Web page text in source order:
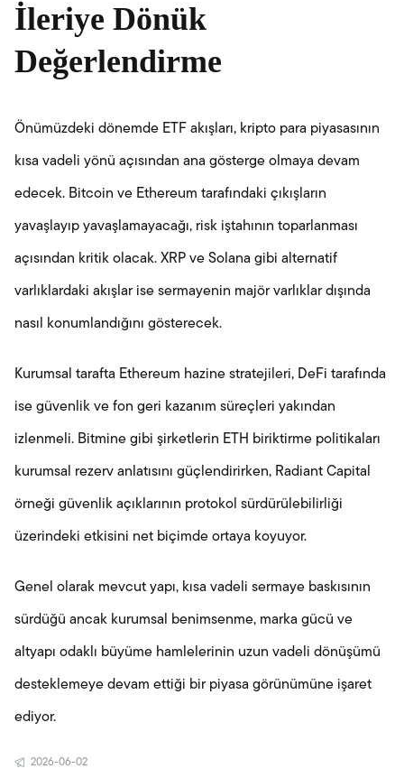
İleriye Dönük
Değerlendirme
Önümüzdeki dönemde ETF akışları, kripto para piyasasının
kısa vadeli yönü açısından ana gösterge olmaya devam
edecek. Bitcoin ve Ethereum tarafındaki çıkışların
yavaşlayıp yavaşlamayacağı, risk iştahının toparlanması
açısından kritik olacak. XRP ve Solana gibi alternatif
varlıklardaki akışlar ise sermayenin majör varlıklar dışında
nasıl konumlandığını gösterecek.
Kurumsal tarafta Ethereum hazine stratejileri, DeFi tarafında
ise güvenlik ve fon geri kazanım süreçleri yakından
izlenmeli. Bitmine gibi şirketlerin ETH biriktirme politikaları
kurumsal rezerv anlatısını güçlendirirken, Radiant Capital
örneği güvenlik açıklarının protokol sürdürülebilirliği
üzerindeki etkisini net biçimde ortaya koyuyor.
Genel olarak mevcut yapı, kısa vadeli sermaye baskısının
sürdüğü ancak kurumsal benimsenme, marka gücü ve
altyapı odaklı büyüme hamlelerinin uzun vadeli dönüşümü
desteklemeye devam ettiği bir piyasa görünümüne işaret
ediyor.
2026-06-02